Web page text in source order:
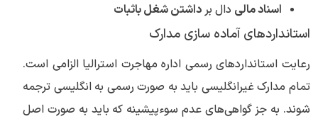
اسناد مالی دال برداشتن شغل باثبات
استانداردهای آماده سازی مدارک
رعایت استانداردهای رسمی اداره مهاجرت استرالیا الزامی است.
تمام مدارک غیرانگلیسی باید به صورت رسمی به انگلیسی ترجمه
شوند. به جز گواهی‌های عدم سوء‌پیشینه که باید به صورت اصل